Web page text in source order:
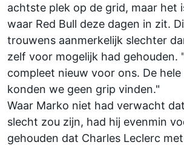
achtste plek op de grid, maar het
waar Red Bull deze dagen in zit.
trouwens aanmerkelijk slechter
zelf voor mogelijk had gehouden.
compleet nieuw voor ons. De
konden we geen grip vinden."
Waar Marko niet had verwacht
slecht zou zijn, had hij evenmin
gehouden dat Charles Leclerc